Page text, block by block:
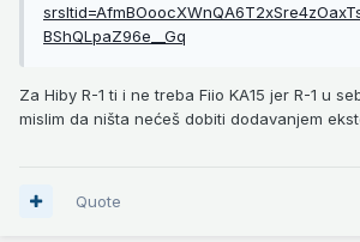
BShQLpaZ96e__Gq
Za Hiby R-1 ti i ne treba Fiio KA15 jer R-1 u
mislim da ništa nećeš dobiti dodavanjem
Quote